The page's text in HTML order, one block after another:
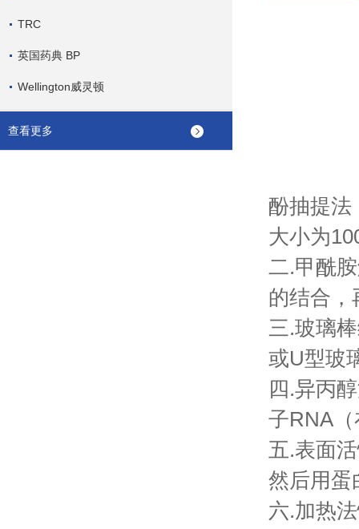
TRC
英国药典 BP
Wellington威灵顿
查看更多
酚抽提法
大小为
二.甲酰
的结合，
三.玻璃
或U型玻
四.异丙
子RNA
五.表面
然后用蛋
六.加热